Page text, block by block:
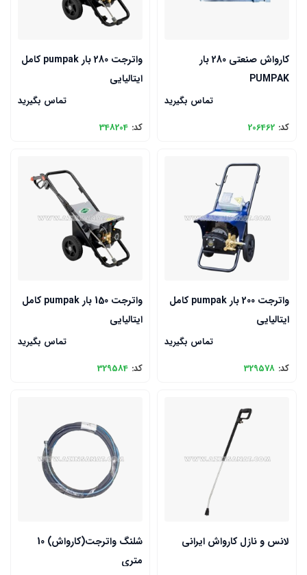
کارواش صنعتی 280 بار
PUMPAK
تماس بگیرید
کد: 206462
واترجت 280 بار pumpak کامل
ایتالیایی
تماس بگیرید
کد: 348204
واترجت 200 بار pumpak کامل
ایتالیایی
تماس بگیرید
کد: 329578
واترجت 150 بار pumpak کامل
ایتالیایی
تماس بگیرید
کد: 329584
لانس و نازل کارواش ایرانی
شلنگ واترجت(کارواش) 10
متری